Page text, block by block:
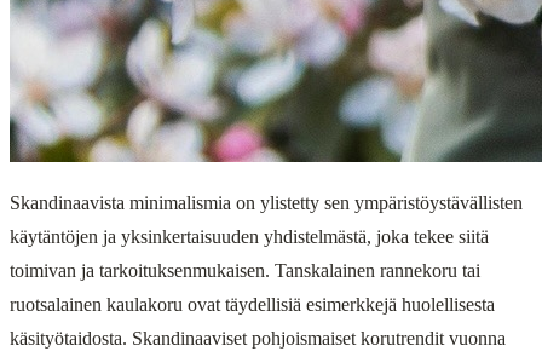
Skandinaavista minimalismia on ylistetty sen ympäristöystävällisten
käytäntöjen ja yksinkertaisuuden yhdistelmästä, joka tekee siitä
toimivan ja tarkoituksenmukaisen. Tanskalainen rannekoru tai
ruotsalainen kaulakoru ovat täydellisiä esimerkkejä huolellisesta
käsityötaidosta. Skandinaaviset pohjoismaiset korutrendit vuonna